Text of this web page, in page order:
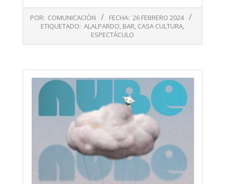
02-
POR: COMUNICACIÓN FECHA: 26 FEBRERO 2024
ETIQUETADO: ALALPARDO, BAR, CASA CULTURA,
ESPECTÁCULO